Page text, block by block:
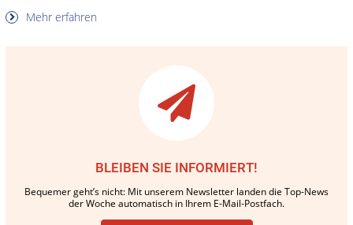
Mehr erfahren
BLEIBEN SIE INFORMIERT!
Bequemer geht’s nicht: Mit unserem Newsletter landen die Top-News
der Woche automatisch in Ihrem E-Mail-Postfach.